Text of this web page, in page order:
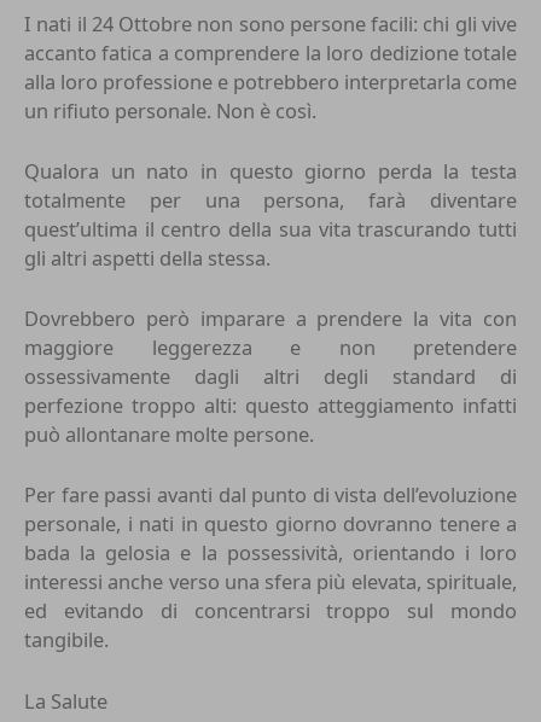
I nati il 24 Ottobre non sono persone facili: chi gli vive
accanto fatica a comprendere la loro dedizione totale
alla loro professione e potrebbero interpretarla come
un rifiuto personale. Non è così.
Qualora un nato in questo giorno perda la testa
totalmente per una persona, farà diventare
quest’ultima il centro della sua vita trascurando tutti
gli altri aspetti della stessa.
Dovrebbero però imparare a prendere la vita con
maggiore leggerezza e non pretendere
ossessivamente dagli altri degli standard di
perfezione troppo alti: questo atteggiamento infatti
può allontanare molte persone.
Per fare passi avanti dal punto di vista dell’evoluzione
personale, i nati in questo giorno dovranno tenere a
bada la gelosia e la possessività, orientando i loro
interessi anche verso una sfera più elevata, spirituale,
ed evitando di concentrarsi troppo sul mondo
tangibile.
La Salute